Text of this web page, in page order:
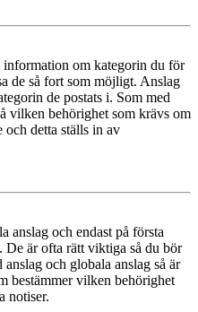
om kategorin du för
de så fort som möjligt. Anslag
de postats i. Som med
vilken behörighet som krävs om
och detta ställs in av
anslag och endast på första
De är ofta rätt viktiga så du bör
och globala anslag så är
bestämmer vilken behörighet
notiser.